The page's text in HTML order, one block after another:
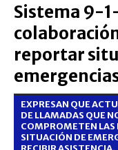
Sistema 9-
reportar
EXPRESAN QUE
DE LLAMADAS QUE
COMPROMETEN LAS
SITUACIÓN DE